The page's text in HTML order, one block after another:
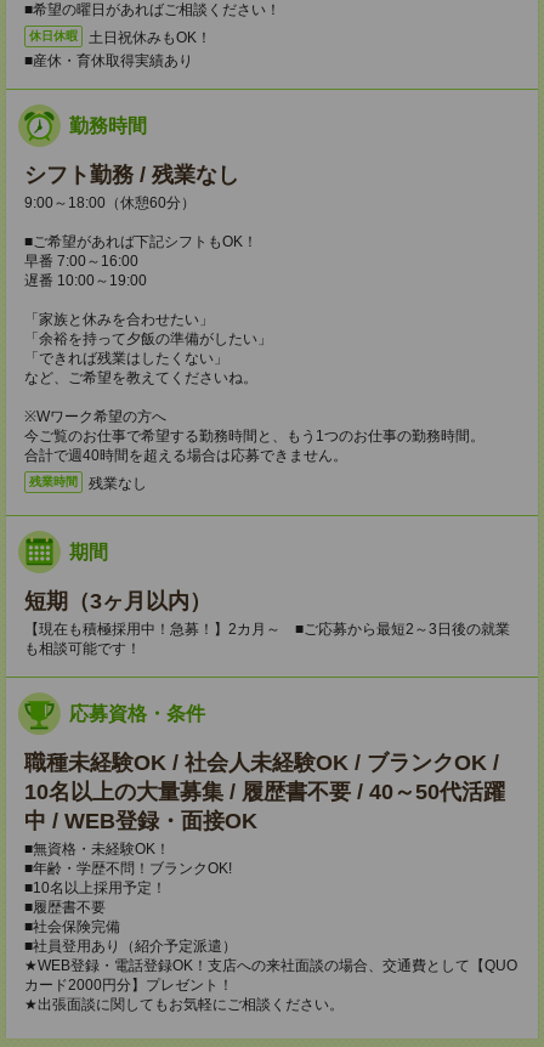
■希望の曜日があればご相談ください！
休日休暇
土日祝休みもOK！
■産休・育休取得実績あり
勤務時間
シフト勤務 / 残業なし
9:00～18:00（休憩60分）
■ご希望があれば下記シフトもOK！
早番 7:00～16:00
遅番 10:00～19:00
「家族と休みを合わせたい」
「余裕を持って夕飯の準備がしたい」
「できれば残業はしたくない」
など、ご希望を教えてくださいね。
※Wワーク希望の方へ
今ご覧のお仕事で希望する勤務時間と、もう1つのお仕事の勤務時間。
合計で週40時間を超える場合は応募できません。
残業時間 残業なし
期間
短期（3ヶ月以内）
【現在も積極採用中！急募！】2カ月～ ■ご応募から最短2～3日後の就業
も相談可能です！
応募資格・条件
職種未経験OK / 社会人未経験OK / ブランクOK /
10名以上の大量募集 / 履歴書不要 / 40～50代活躍
中 / WEB登録・面接OK
■無資格・未経験OK！
■年齢・学歴不問！ブランクOK!
■10名以上採用予定！
■履歴書不要
■社会保険完備
■社員登用あり（紹介予定派遣）
★WEB登録・電話登録OK！支店への来社面談の場合、交通費として【QUO
カード2000円分】プレゼント！
★出張面談に関してもお気軽にご相談ください。